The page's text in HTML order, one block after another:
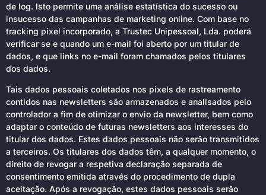
de log. Isto permite uma análise estatística do sucesso ou
insucesso das campanhas de marketing online. Com base no
tracking pixel incorporado, a Trustec Unipessoal, Lda. poderá
verificar se e quando um e-mail foi aberto por um titular de
dados, e que links no e-mail foram chamados pelos titulares
dos dados.
Tais dados pessoais coletados nos pixels de rastreamento
contidos nas newsletters são armazenados e analisados pelo
controlador a fim de otimizar o envio da newsletter, bem como
adaptar o conteúdo de futuras newsletters aos interesses do
titular dos dados. Estes dados pessoais não serão transmitidos
a terceiros. Os titulares dos dados têm, a qualquer momento, o
direito de revogar a respetiva declaração separada de
consentimento emitida através do procedimento de dupla
aceitação. Após a revogação, estes dados pessoais serão